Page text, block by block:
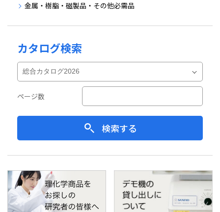
金属・樹脂・磁製品・その他必需品
カタログ検索
ページ数
検索する